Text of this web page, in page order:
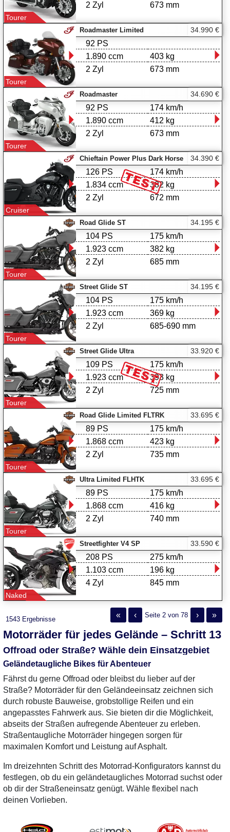
Tourer
2 Zyl
673 mm
Roadmaster Limited
Tourer
34.990 €
92 PS
1.890 ccm
2 Zyl
403 kg
673 mm
Roadmaster
Tourer
34.690 €
92 PS
1.890 ccm
2 Zyl
174 km/h
412 kg
673 mm
Chieftain Power Plus Dark Horse
Cruiser
34.390 €
126 PS
1.834 ccm
2 Zyl
174 km/h
382 kg
672 mm
Road Glide ST
Tourer
34.195 €
104 PS
1.923 ccm
2 Zyl
175 km/h
382 kg
685 mm
Street Glide ST
Tourer
34.195 €
104 PS
1.923 ccm
2 Zyl
175 km/h
369 kg
685-690 mm
Street Glide Ultra
Tourer
33.920 €
109 PS
1.923 ccm
2 Zyl
175 km/h
393 kg
725 mm
Road Glide Limited FLTRK
Tourer
33.695 €
89 PS
1.868 ccm
2 Zyl
175 km/h
423 kg
735 mm
Ultra Limited FLHTK
Tourer
33.695 €
89 PS
1.868 ccm
2 Zyl
175 km/h
416 kg
740 mm
Streetfighter V4 SP
Naked
33.590 €
208 PS
1.103 ccm
4 Zyl
275 km/h
196 kg
845 mm
1543 Ergebnisse « ‹ Seite 2 von 78 › »
Motorräder für jedes Gelände – Schritt 13
Offroad oder Straße? Wähle dein Einsatzgebiet
Geländetaugliche Bikes für Abenteuer
Fährst du gerne Offroad oder bleibst du lieber auf der
Straße? Motorräder für den Geländeeinsatz zeichnen sich
durch robuste Bauweise, grobstollige Reifen und ein
angepasstes Fahrwerk aus. Sie bieten dir die Möglichkeit,
abseits der Straßen aufregende Abenteuer zu erleben.
Straßentaugliche Motorräder hingegen sorgen für
maximalen Komfort und Leistung auf Asphalt.
Im dreizehnten Schritt des Motorrad-Konfigurators kannst du
festlegen, ob du ein geländetaugliches Motorrad suchst oder
ob dir der Straßeneinsatz genügt. Wähle flexibel nach
deinen Vorlieben.